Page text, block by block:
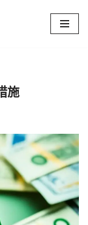
施